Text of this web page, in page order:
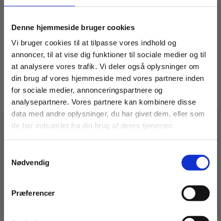
Denne hjemmeside bruger cookies
Vi bruger cookies til at tilpasse vores indhold og
annoncer, til at vise dig funktioner til sociale medier og til
at analysere vores trafik. Vi deler også oplysninger om
din brug af vores hjemmeside med vores partnere inden
for sociale medier, annonceringspartnere og
analysepartnere. Vores partnere kan kombinere disse
data med andre oplysninger, du har givet dem, eller som
de har indsamlet fra din brug af deres tjenester.
Nødvendig
Præferencer
Pladetykkelse, bund 5 mm.
Pladetykkelse, kar / svøb 3 mm.
Relaterede varer
Rørmixer 20/60 liter
specialopgave?
specialløsninger i stål og alu.
Har du en udfordring, der kræver noget særligt?
Så er det lige præcis den slags, vi elsker at løse 💪
👉 Klik her og se, hvad vi kan.